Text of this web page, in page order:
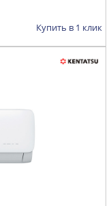
Купить в 1 клик